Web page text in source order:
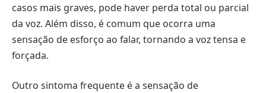
casos mais graves, pode haver perda total ou parcial
da voz. Além disso, é comum que ocorra uma
sensação de esforço ao falar, tornando a voz tensa e
forçada.
Outro sintoma frequente é a sensação de